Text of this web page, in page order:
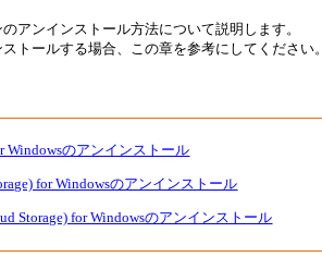
アンインストール方法について説明します。
トールする場合、この章を参考にしてください。
Windowsのアンインストール
for Windowsのアンインストール
Storage) for Windowsのアンインストール